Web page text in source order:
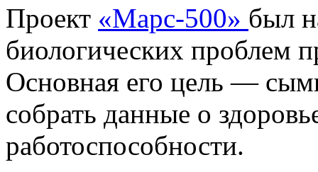
Проект «Марс-500» был
биологических проблем
Основная его цель —
собрать данные о
работоспособности.